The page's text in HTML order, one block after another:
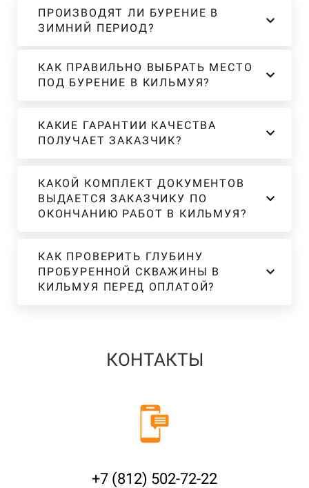
ПРОИЗВОДЯТ ЛИ БУРЕНИЕ В
ЗИМНИЙ ПЕРИОД?
КАК ПРАВИЛЬНО ВЫБРАТЬ МЕСТО
ПОД БУРЕНИЕ В КИЛЬМУЯ?
КАКИЕ ГАРАНТИИ КАЧЕСТВА
ПОЛУЧАЕТ ЗАКАЗЧИК?
КАКОЙ КОМПЛЕКТ ДОКУМЕНТОВ
ВЫДАЕТСЯ ЗАКАЗЧИКУ ПО
ОКОНЧАНИЮ РАБОТ В КИЛЬМУЯ?
КАК ПРОВЕРИТЬ ГЛУБИНУ
ПРОБУРЕННОЙ СКВАЖИНЫ В
КИЛЬМУЯ ПЕРЕД ОПЛАТОЙ?
КОНТАКТЫ
+7 (812) 502-72-22